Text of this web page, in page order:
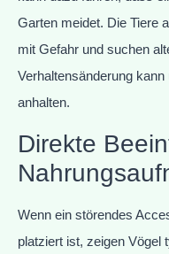
Garten meidet. Die Tiere
mit Gefahr und suchen
Verhaltensänderung
anhalten.
Direkte
Wenn ein störendes
platziert ist, zeigen